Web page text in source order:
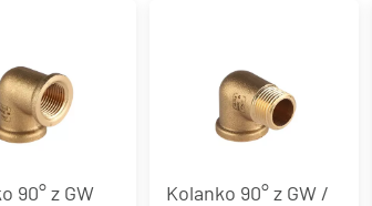
90° z GW
Kolanko 90° z GW /